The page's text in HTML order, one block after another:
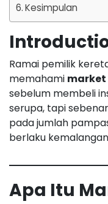
Kesimpulan
Ramai pemilik
memahami market
sebelum membeli
serupa, tapi
pada jumlah
berlaku
Apa Itu